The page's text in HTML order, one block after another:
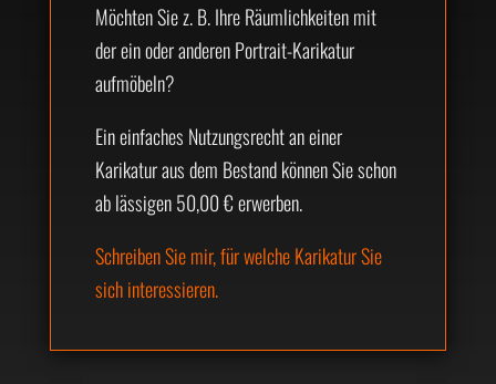
Möchten Sie z. B. Ihre Räumlichkeiten mit
der ein oder anderen Portrait-Karikatur
aufmöbeln?
Ein einfaches Nutzungsrecht an einer
Karikatur aus dem Bestand können Sie schon
ab lässigen 50,00 € erwerben.
Schreiben Sie mir, für welche Karikatur Sie
sich interessieren.